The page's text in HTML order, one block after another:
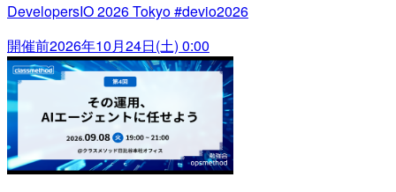
DevelopersIO 2026 Tokyo #devio2026
開催前2026年10月24日(土) 0:00